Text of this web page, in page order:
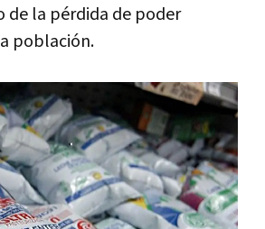
de la pérdida de poder
población.